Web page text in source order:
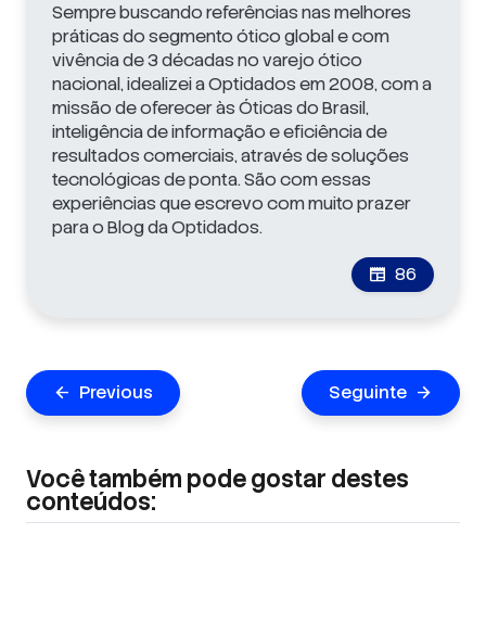
Sempre buscando referências nas melhores
práticas do segmento ótico global e com
vivência de 3 décadas no varejo ótico
nacional, idealizei a Optidados em 2008, com a
missão de oferecer às Óticas do Brasil,
inteligência de informação e eficiência de
resultados comerciais, através de soluções
tecnológicas de ponta. São com essas
experiências que escrevo com muito prazer
para o Blog da Optidados.
newspaper 86
Navegação
de
arrow_back Previous Seguinte arrow_forward
Você também pode gostar destes
conteúdos: